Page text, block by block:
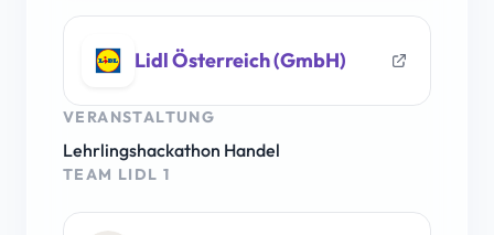
Lidl Österreich (GmbH)
VERANSTALTUNG
Lehrlingshackathon Handel
TEAM LIDL 1